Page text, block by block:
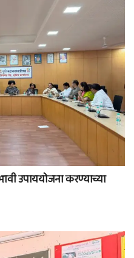
उपाययोजना करण्याच्या